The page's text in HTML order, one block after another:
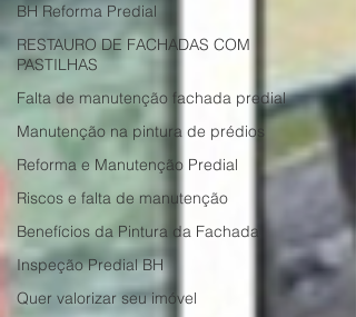
BH Reforma Predial
RESTAURO DE FACHADAS COM
PASTILHAS
Falta de manutenção fachada predial
Manutenção na pintura de prédios
Reforma e Manutenção Predial
Riscos e falta de manutenção
Benefícios da Pintura da Fachada
Inspeção Predial BH
Quer valorizar seu imóvel